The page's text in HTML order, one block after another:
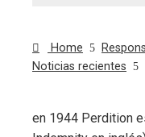
Home
Noticias recientes
en 1944 Perdition